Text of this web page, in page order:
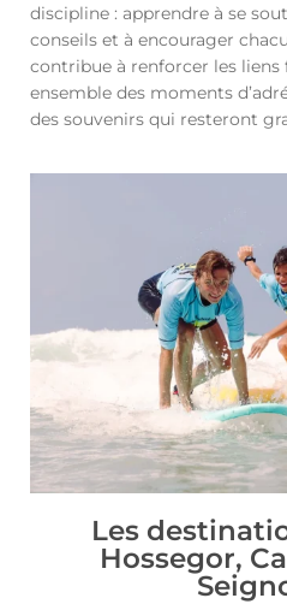
discipline : apprendre à se
conseils et à encourager
contribue à renforcer les liens
ensemble des moments
des souvenirs qui resteront
Les
Hossegor,